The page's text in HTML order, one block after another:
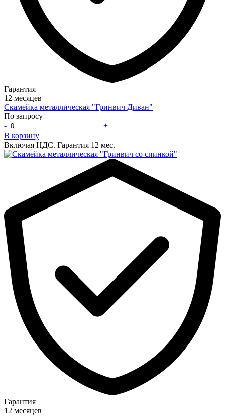
Гарантия
12 месяцев
Скамейка металлическая "Гринвич Диван"
По запросу
-
+
В корзину
Включая НДС. Гарантия 12 мес.
Гарантия
12 месяцев